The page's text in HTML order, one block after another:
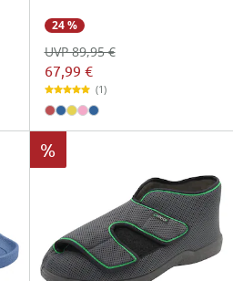
24 %
67,99 €
UVP 89,95 €
(1)
%